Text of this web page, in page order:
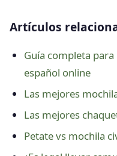
Artículos
Guía completa
español online
Las mejores
Las mejores
Petate vs mochila